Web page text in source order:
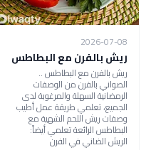
2026-07-08
ريش بالفرن مع البطاطس
ريش بالفرن مع البطاطس ..
الصواني بالفرن من الوصفات
الرمضانية السهلة والمرغوبة لدى
الجميع، تعلمي طريقة عمل أطيب
وصفات ريش اللحم الشهية مع
البطاطس الرائعة تعلمي أيضاً:
الريش الضاني في الفرن